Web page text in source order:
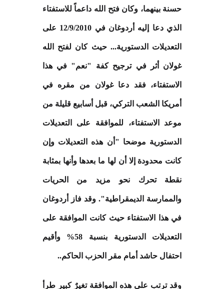
حسنة بينهما، وكان فتح الله داعماً للاستفتاء
الذي دعا إليه أردوغان في 12/9/2010 على
التعديلات الدستورية... حيث كان لفتح الله
غولان أثر في ترجيح كفة "نعم" في هذا
الاستفتاء، فقد دعا غولان من مقره في
أمريكا الشعب التركي، قبل أسابيع قليلة من
موعد الاستفتاء، للموافقة على التعديلات
الدستورية موضحا "أن هذه التعديلات وإن
كانت محدودة إلا أن لها ما بعدها وأنها بمثابة
نقطة تحرك نحو مزيد من الحريات
والممارسة الديمقراطية". وقد فاز أردوغان
في هذا الاستفتاء حيث كانت الموافقة على
التعديلات الدستورية بنسبة 58% وأقيم
احتفال حاشد أمام مقر الحزب الحاكم..
وقد ترتب على هذه الموافقة تغيرٌ كبير طرأ